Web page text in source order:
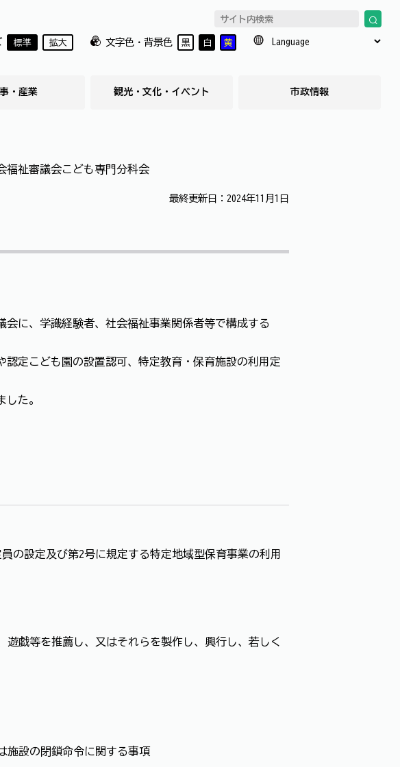
標準 拡大 文字色・背景色 黒 白 黄
・産業 観光・文化・イベント 市政情報
福祉審議会こども専門分科会
最終更新日：2024年11月1日
に、学識経験者、社会福祉事業関係者等で構成する
認定こども園の設置認可、特定教育・保育施設の利用定
た。
の設定及び第2号に規定する特定地域型保育事業の利用
戯等を推薦し、又はそれらを製作し、興行し、若しく
施設の閉鎖命令に関する事項